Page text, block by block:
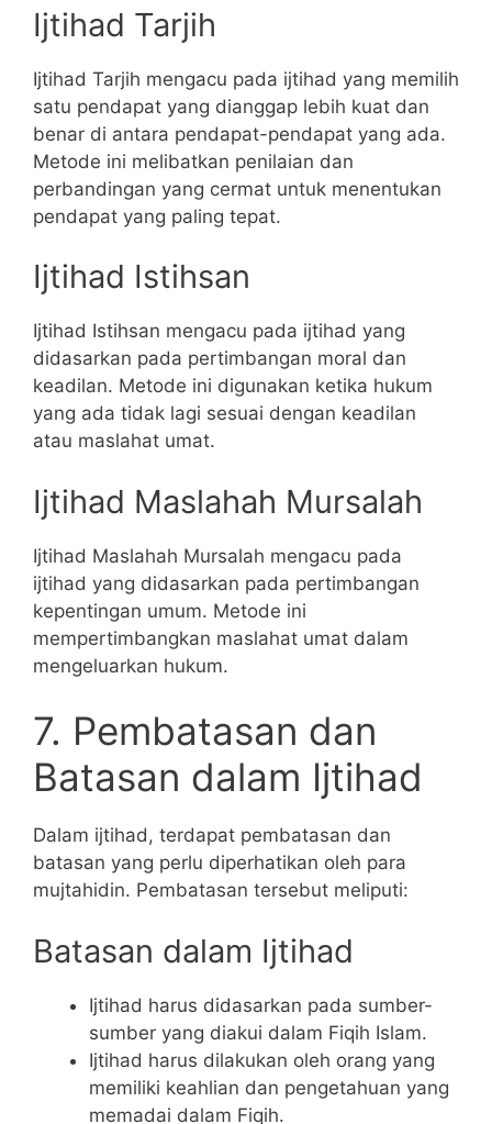
Ijtihad Tarjih
Ijtihad Tarjih mengacu pada ijtihad yang memilih
satu pendapat yang dianggap lebih kuat dan
benar di antara pendapat-pendapat yang ada.
Metode ini melibatkan penilaian dan
perbandingan yang cermat untuk menentukan
pendapat yang paling tepat.
Ijtihad Istihsan
Ijtihad Istihsan mengacu pada ijtihad yang
didasarkan pada pertimbangan moral dan
keadilan. Metode ini digunakan ketika hukum
yang ada tidak lagi sesuai dengan keadilan
atau maslahat umat.
Ijtihad Maslahah Mursalah
Ijtihad Maslahah Mursalah mengacu pada
ijtihad yang didasarkan pada pertimbangan
kepentingan umum. Metode ini
mempertimbangkan maslahat umat dalam
mengeluarkan hukum.
7. Pembatasan dan
Batasan dalam Ijtihad
Dalam ijtihad, terdapat pembatasan dan
batasan yang perlu diperhatikan oleh para
mujtahidin. Pembatasan tersebut meliputi:
Batasan dalam Ijtihad
Ijtihad harus didasarkan pada sumber-
sumber yang diakui dalam Fiqih Islam.
Ijtihad harus dilakukan oleh orang yang
memiliki keahlian dan pengetahuan yang
memadai dalam Fiqih.